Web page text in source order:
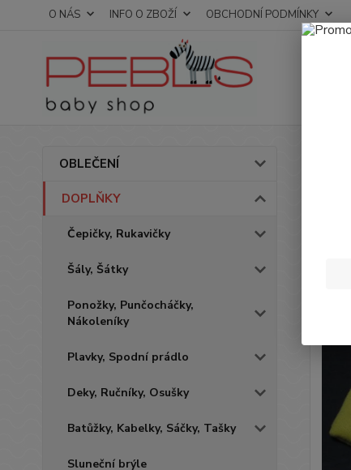
O NÁS INFO O ZBOŽÍ OBCHODNÍ PODMÍNKY
OBLEČENÍ
DOPLŇKY
Čepičky, Rukavičky
Šály, Šátky
Ponožky, Punčocháčky,
Nákoleníky
Plavky, Spodní prádlo
Deky, Ručníky, Osušky
Batůžky, Kabelky, Sáčky, Tašky
Sluneční brýle